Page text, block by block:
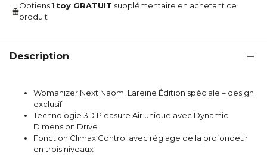
Obtiens 1 toy GRATUIT supplémentaire en achetant ce
produit
Description
Womanizer Next Naomi Lareine Édition spéciale – design
exclusif
Technologie 3D Pleasure Air unique avec Dynamic
Dimension Drive
Fonction Climax Control avec réglage de la profondeur
en trois niveaux